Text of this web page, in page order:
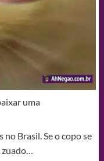
uma
Brasil. Se o copo se